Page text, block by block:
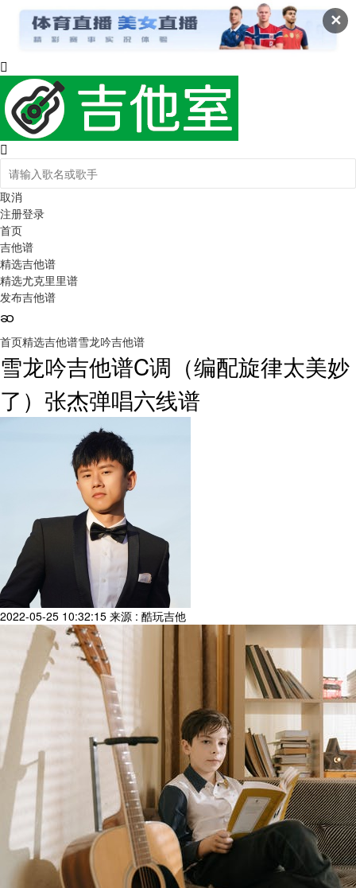
✕
取消
注册登录
首页
吉他谱
精选吉他谱
精选尤克里里谱
发布吉他谱
首页精选吉他谱雪龙吟吉他谱
雪龙吟吉他谱C调（编配旋律太美妙
了）张杰弹唱六线谱
2022-05-25 10:32:15 来源 : 酷玩吉他